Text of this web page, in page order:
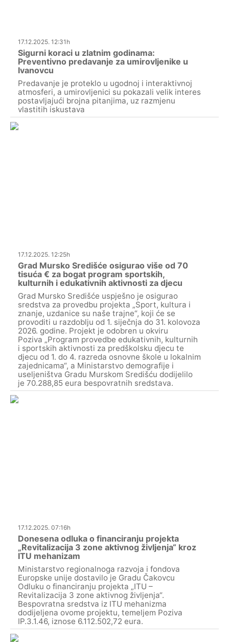
17.12.2025. 12:31h
Sigurni koraci u zlatnim godinama:
Preventivno predavanje za umirovljenike u
Ivanovcu
Predavanje je proteklo u ugodnoj i interaktivnoj
atmosferi, a umirovljenici su pokazali velik interes
postavljajući brojna pitanjima, uz razmjenu
vlastitih iskustava
17.12.2025. 12:25h
Grad Mursko Središće osigurao više od 70
tisuća € za bogat program sportskih,
kulturnih i edukativnih aktivnosti za djecu
Grad Mursko Središće uspješno je osigurao
sredstva za provedbu projekta „Sport, kultura i
znanje, uzdanice su naše trajne“, koji će se
provoditi u razdoblju od 1. siječnja do 31. kolovoza
2026. godine. Projekt je odobren u okviru
Poziva „Program provedbe edukativnih, kulturnih
i sportskih aktivnosti za predškolsku djecu te
djecu od 1. do 4. razreda osnovne škole u lokalnim
zajednicama“, a Ministarstvo demografije i
useljeništva Gradu Murskom Središću dodijelilo
je 70.288,85 eura bespovratnih sredstava.
17.12.2025. 07:16h
Donesena odluka o financiranju projekta
„Revitalizacija 3 zone aktivnog življenja“ kroz
ITU mehanizam
Ministarstvo regionalnoga razvoja i fondova
Europske unije dostavilo je Gradu Čakovcu
Odluku o financiranju projekta „ITU –
Revitalizacija 3 zone aktivnog življenja“.
Bespovratna sredstva iz ITU mehanizma
dodijeljena ovome projektu, temeljem Poziva
IP.3.1.46, iznose 6.112.502,72 eura.